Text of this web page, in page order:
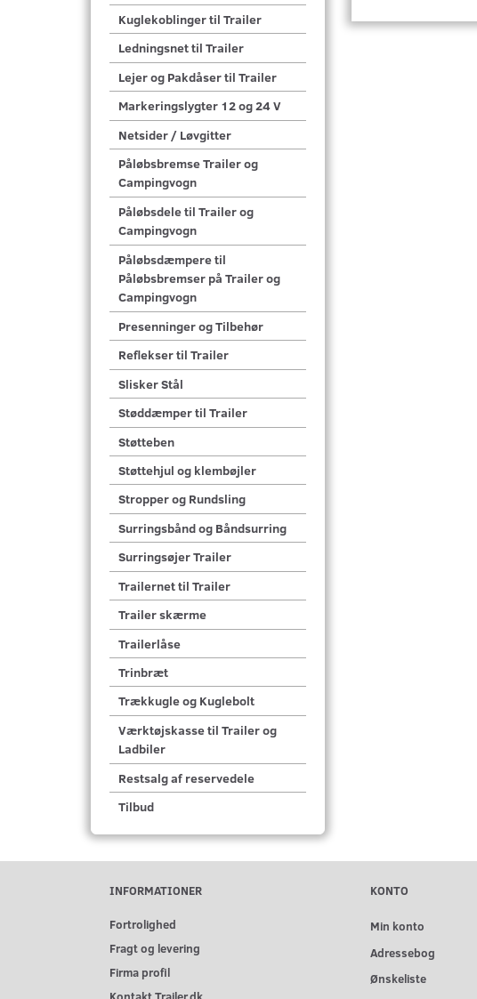
Kuglekoblinger til Trailer
Ledningsnet til Trailer
Lejer og Pakdåser til Trailer
Markeringslygter 12 og 24 V
Netsider / Løvgitter
Påløbsbremse Trailer og
Campingvogn
Påløbsdele til Trailer og
Campingvogn
Påløbsdæmpere til
Påløbsbremser på Trailer og
Campingvogn
Presenninger og Tilbehør
Reflekser til Trailer
Slisker Stål
Støddæmper til Trailer
Støtteben
Støttehjul og klembøjler
Stropper og Rundsling
Surringsbånd og Båndsurring
Surringsøjer Trailer
Trailernet til Trailer
Trailer skærme
Trailerlåse
Trinbræt
Trækkugle og Kuglebolt
Værktøjskasse til Trailer og
Ladbiler
Restsalg af reservedele
Tilbud
INFORMATIONER
Fortrolighed
Fragt og levering
Firma profil
KONTO
Min konto
Adressebog
Ønskeliste